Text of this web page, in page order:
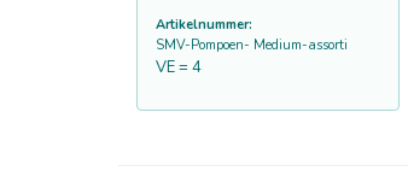
Artikelnummer:
SMV-Pompoen- Medium-assorti
VE = 4